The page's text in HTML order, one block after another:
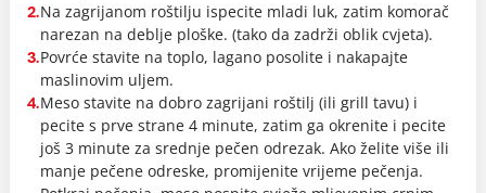
2.Na zagrijanom roštilju ispecite mladi luk, zatim komorač
narezan na deblje ploške. (tako da zadrži oblik cvjeta).
3.Povrće stavite na toplo, lagano posolite i nakapajte
maslinovim uljem.
4.Meso stavite na dobro zagrijani roštilj (ili grill tavu) i
pecite s prve strane 4 minute, zatim ga okrenite i pecite
još 3 minute za srednje pečen odrezak. Ako želite više ili
manje pečene odreske, promijenite vrijeme pečenja.